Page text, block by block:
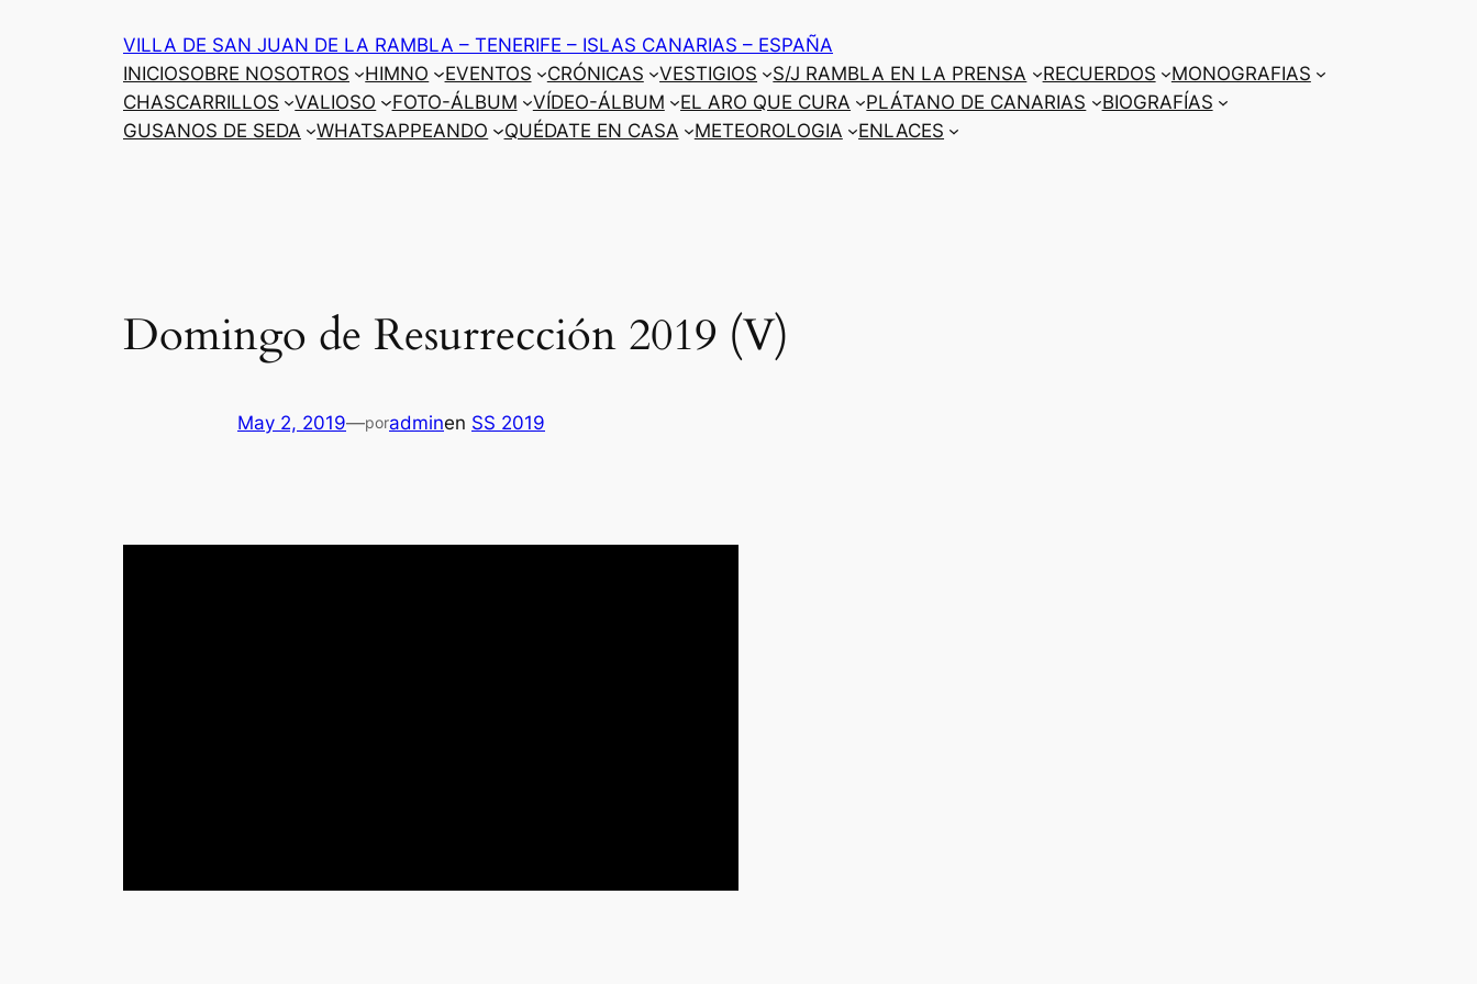
VILLA DE SAN JUAN DE LA RAMBLA – TENERIFE – ISLAS CANARIAS – ESPAÑA
INICIOSOBRE NOSOTROS HIMNO EVENTOS CRÓNICAS VESTIGIOS S/J RAMBLA EN LA PRENSA RECUERDOS
MONOGRAFIAS
CHASCARRILLOS
VALIOSO FOTO-ÁLBUM VÍDEO-ÁLBUM EL ARO QUE CURA PLÁTANO DE CANARIAS
BIOGRAFÍAS
GUSANOS DE SEDA
WHATSAPPEANDO QUÉDATE EN CASA METEOROLOGIA ENLACES
Domingo de Resurrección 2019 (V)
May 2, 2019—poradminen SS 2019